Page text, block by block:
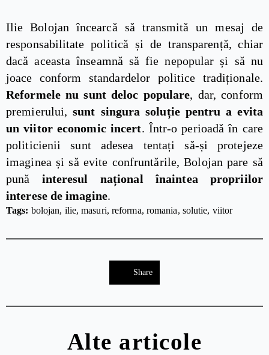
Ilie Bolojan încearcă să transmită un mesaj de
responsabilitate politică și de transparență, chiar
dacă aceasta înseamnă să fie nepopular și să nu
joace conform standardelor politice tradiționale.
Reformele nu sunt deloc populare, dar, conform
premierului,sunt singura soluție pentru a evita
un viitor economic incert. Într-o perioadă în care
politicienii sunt adesea tentați să-și protejeze
imaginea și să evite confruntările, Bolojan pare să
pună interesul național înaintea propriilor
interese de imagine.
Tags: bolojan ilie masuri reforma romania solutie viitor
Share
Alte articole